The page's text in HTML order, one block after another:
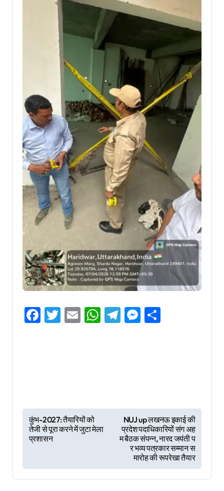
Facebook
Twitter
EmailWhatsApp
Telegram
Messenger
P
o
t
n
कुंभ-2027: तैयारियों को
तेजी से पूरा करने में जुटा मेला
प्रशासन
NUJ up लखनऊ इकाई की
प्रदेश पदाधिकारियों संग अह
म बैठक संपन्न, नारद जयंती प
र भव्य पत्रकार सम्मान स
मारोह की रूपरेखा तैयार